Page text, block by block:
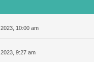
10:00 am
9:27 am